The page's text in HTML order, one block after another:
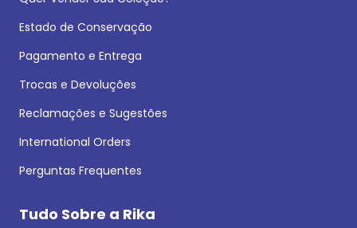
Estado de Conservação
Pagamento e Entrega
Trocas e Devoluções
Reclamações e Sugestões
International Orders
Perguntas Frequentes
Tudo Sobre a Rika